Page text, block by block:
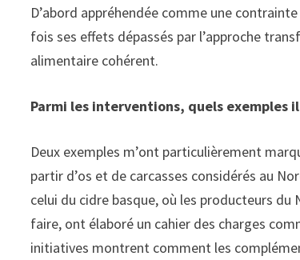
D’abord appréhendée comme une
fois ses effets dépassés par l’approche
alimentaire cohérent.
Parmi les interventions, quels
Deux exemples m’ont particulièrement
partir d’os et de carcasses considérés au
celui du cidre basque, où les producteurs
faire, ont élaboré un cahier des charges
initiatives montrent comment les